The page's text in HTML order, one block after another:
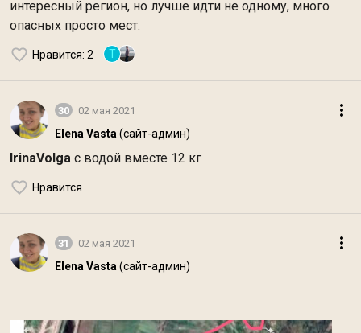
интересный регион, но лучше идти не одному, много
опасных просто мест.
Нравится: 2 Т
30 02 мая 2021
Elena Vasta (сайт-админ)
IrinaVolga с водой вместе 12 кг
Нравится
31 02 мая 2021
Elena Vasta (сайт-админ)